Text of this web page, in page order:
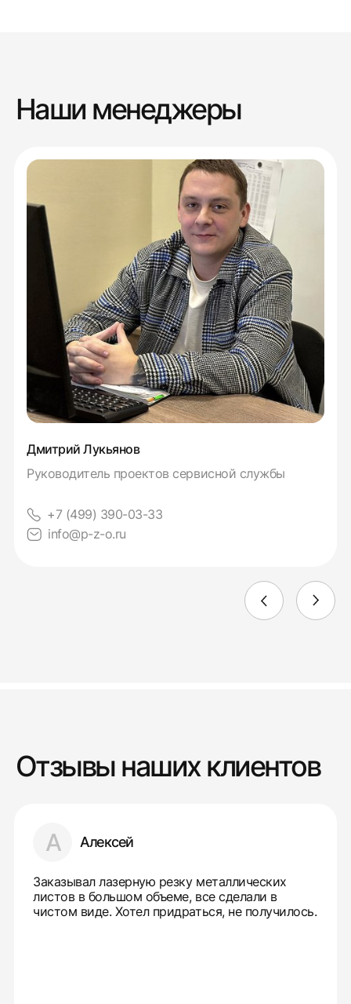
Наши менеджеры
Дмитрий Лукьянов
Руководитель проектов сервисной службы
+7 (499) 390-03-33
info@p-z-o.ru
Отзывы наших клиентов
А Алексей
Заказывал лазерную резку металлических
листов в большом объеме, все сделали в
чистом виде. Хотел придраться, не получилось.